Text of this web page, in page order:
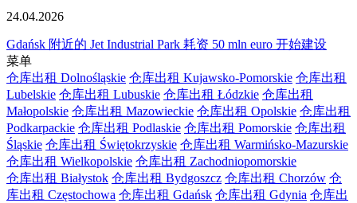
24.04.2026
Gdańsk 附近的 Jet Industrial Park 耗资 50 mln euro 开始建设
菜单
仓库出租 Dolnośląskie 仓库出租 Kujawsko-Pomorskie 仓库出租
Lubelskie 仓库出租 Lubuskie 仓库出租 Łódzkie 仓库出租
Małopolskie 仓库出租 Mazowieckie 仓库出租 Opolskie 仓库出租
Podkarpackie 仓库出租 Podlaskie 仓库出租 Pomorskie 仓库出租
Śląskie 仓库出租 Świętokrzyskie 仓库出租 Warmińsko-Mazurskie
仓库出租 Wielkopolskie 仓库出租 Zachodniopomorskie
仓库出租 Białystok 仓库出租 Bydgoszcz 仓库出租 Chorzów 仓
库出租 Częstochowa 仓库出租 Gdańsk 仓库出租 Gdynia 仓库出